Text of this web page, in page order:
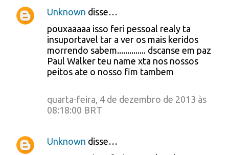
Unknown disse…
pouxaaaaa isso feri pessoal realy ta
insuportavel tar a ver os mais keridos
morrendo sabem.............. dscanse em paz
Paul Walker teu name xta nos nossos
peitos ate o nosso fim tambem
quarta-feira, 4 de dezembro de 2013 às
08:18:00 BRT
Unknown disse…